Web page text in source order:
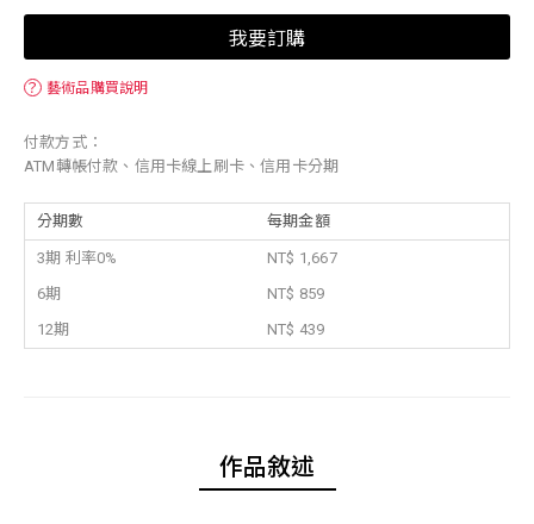
我要訂購
？ 藝術品購買說明
付款方式：
ATM轉帳付款、信用卡線上刷卡、信用卡分期
分期數 每期金額
3期 利率0%
NT$ 1,667
6期
NT$ 859
12期
NT$ 439
作品敘述